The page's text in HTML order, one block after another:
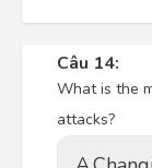
Câu 14:
What is the
attacks?